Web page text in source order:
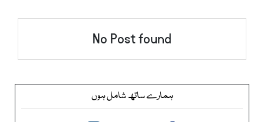
No Post found
ہمارے ساتھ شامل ہوں